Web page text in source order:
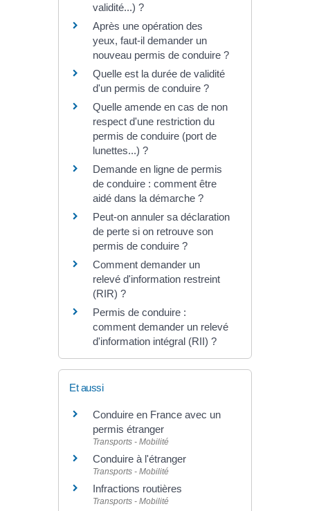
validité...) ?
Après une opération des
yeux, faut-il demander un
nouveau permis de conduire ?
Quelle est la durée de validité
d'un permis de conduire ?
Quelle amende en cas de non
respect d'une restriction du
permis de conduire (port de
lunettes...) ?
Demande en ligne de permis
de conduire : comment être
aidé dans la démarche ?
Peut-on annuler sa déclaration
de perte si on retrouve son
permis de conduire ?
Comment demander un
relevé d'information restreint
(RIR) ?
Permis de conduire :
comment demander un relevé
d'information intégral (RII) ?
Et aussi
Conduire en France avec un
permis étranger
Transports - Mobilité
Conduire à l'étranger
Transports - Mobilité
Infractions routières
Transports - Mobilité